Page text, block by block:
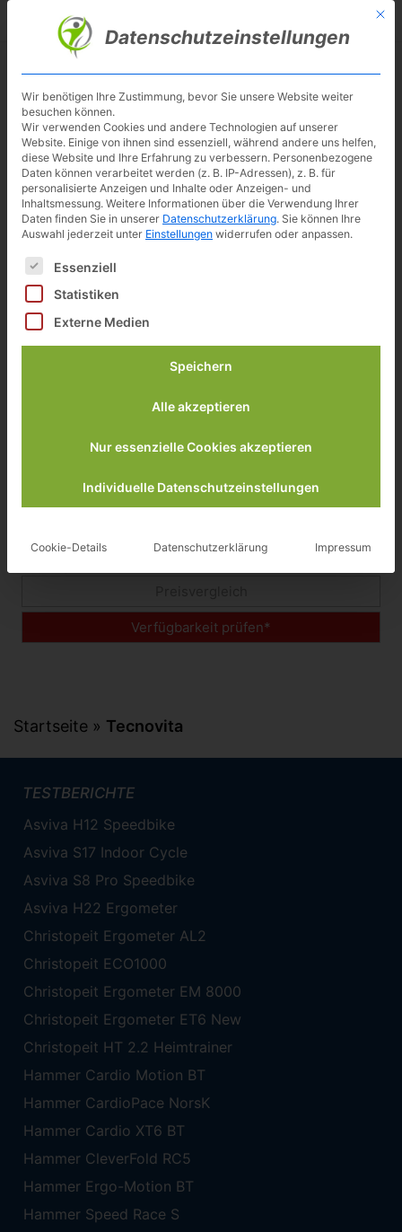
Skip
Besuche meinen Youtube-Kanal ▶︎
Tecnovita
Tecnovita Bewegungstrainer Minibike mit Motor
Verfügbarkeit prüfen*
Startseite » Tecnovita
TESTBERICHTE
Asviva H12 Speedbike
Asviva S17 Indoor Cycle
Asviva S8 Pro Speedbike
Asviva H22 Ergometer
Christopeit Ergometer AL2
Christopeit ECO1000
Christopeit Ergometer EM 8000
Christopeit Ergometer ET6 New
Christopeit HT 2.2 Heimtrainer
Hammer Cardio Motion BT
Hammer CardioPace NorsK
Hammer Cardio XT6 BT
Hammer CleverFold RC5
Hammer Ergo-Motion BT
Hammer Speed Race S
Mit
Datenschutzeinstellungen
Wir benötigen Ihre Zustimmung, bevor Sie unsere Website weiter
besuchen können.
Wir verwenden Cookies und andere Technologien auf unserer
Website. Einige von ihnen sind essenziell, während andere uns helfen,
diese Website und Ihre Erfahrung zu verbessern. Personenbezogene
Daten können verarbeitet werden (z. B. IP-Adressen), z. B. für
personalisierte Anzeigen und Inhalte oder Anzeigen- und
Inhaltsmessung. Weitere Informationen über die Verwendung Ihrer
Daten finden Sie in unserer Datenschutzerklärung. Sie können Ihre
Auswahl jederzeit unter Einstellungen widerrufen oder anpassen.
Es folgt eine Liste der Service-Gruppen, für die eine
Essenziell
Statistiken
Externe Medien
Speichern
Alle akzeptieren
Nur essenzielle Cookies akzeptieren
Individuelle Datenschutzeinstellungen
Cookie-Details Datenschutzerklärung Impressum